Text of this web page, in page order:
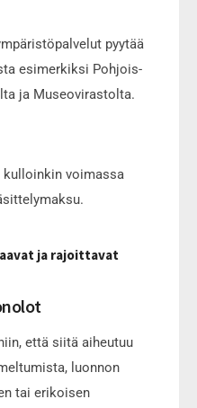
pyytää
esimerkiksi Pohjois-
ja Museovirastolta.
kulloinkin voimassa
ja rajoittavat
että siitä aiheutuu
luonnon
tai erikoisen